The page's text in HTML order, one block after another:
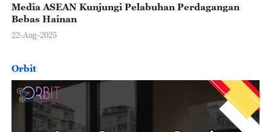
Media ASEAN Kunjungi Pelabuhan Perdagangan
Bebas Hainan
22-Aug-2025
Orbit